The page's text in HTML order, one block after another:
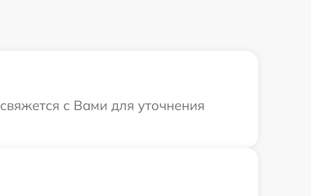
с Вами для уточнения